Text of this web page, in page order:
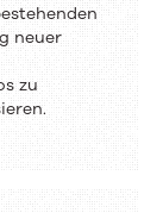
neuer
zu